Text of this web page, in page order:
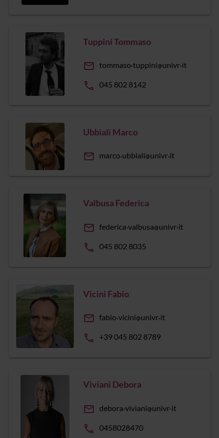
Tuppini Tommaso
email tommaso tuppini univr it
phone 045 802 8142
Ubbiali Marco
email marco ubbiali univr it
Valbusa Federica
email federica valbusa univr it
phone 045 802 8035
Vicini Fabio
email fabio vicini univr it
phone +39 045 802 8789
Viviani Debora
email debora viviani univr it
phone 0458028470